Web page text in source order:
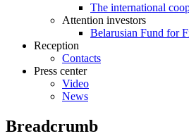
The international
Attention investors
Belarusian Fund for
Reception
Contacts
Press center
Video
News
Breadcrumb